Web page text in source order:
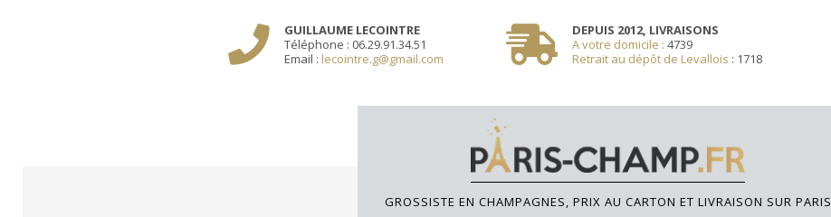
GUILLAUME LECOINTRE
Téléphone : 06.29.91.34.51
Email : lecointre.g@gmail.com
DEPUIS 2012, LIVRAISONS
A votre domicile : 4739
Retrait au dépôt de Levallois : 1718
/** AJOUT D'UN BLOC HEADER (FIN) - WEB-BOUSSOLE **/
GROSSISTE EN CHAMPAGNES, PRIX AU CARTON ET LIVRAISON SUR PARIS